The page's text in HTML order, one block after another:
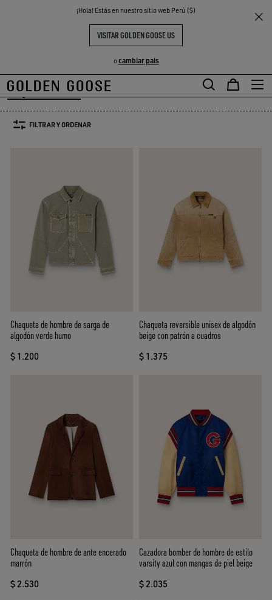
¡Hola! Estás en nuestro sitio web Perú ($)
VISITAR GOLDEN GOOSE US
ocambiar pais
THE
COMMUNITY
Abrigos & Chaquetas
ABRIGOS Y CHAQUETAS HOMBRE
Abrigos & Chaquetas
Abrigos & Chaquetas
Leather Selection
Leather Selection Activewear
Summer
Summer
FILTRAR Y ORDENAR
Chaqueta de hombre de sarga de
algodón verde humo
$ 1.200
Chaqueta reversible unisex de algodón
beige con patrón a cuadros
$ 1.375
Chaqueta de hombre de ante encerado
marrón
$ 2.530
Cazadora bomber de hombre de estilo
varsity azul con mangas de piel beige
$ 2.035